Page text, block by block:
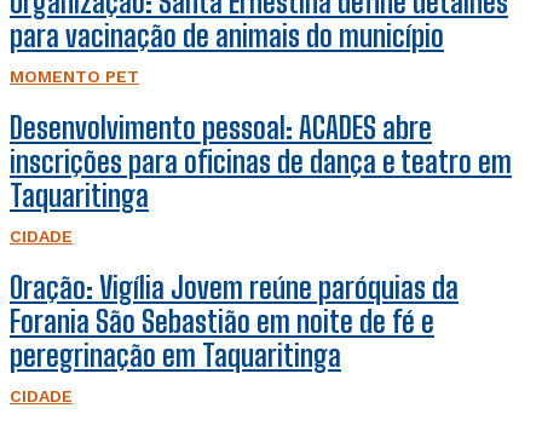
para vacinação de animais do município
MOMENTO PET
Desenvolvimento pessoal: ACADES abre
inscrições para oficinas de dança e teatro em
Taquaritinga
CIDADE
Oração: Vigília Jovem reúne paróquias da
Forania São Sebastião em noite de fé e
peregrinação em Taquaritinga
CIDADE